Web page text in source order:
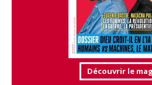
Découvrir le